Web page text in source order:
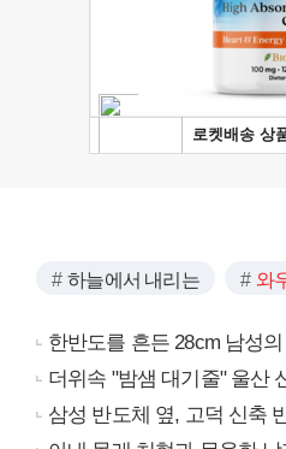
하늘에서 내리는 와
한반도를 흔든 28cm 남성
더위속 "밤샘 대기줄" 울산 신
삼성 반도체 옆, 고덕 신축